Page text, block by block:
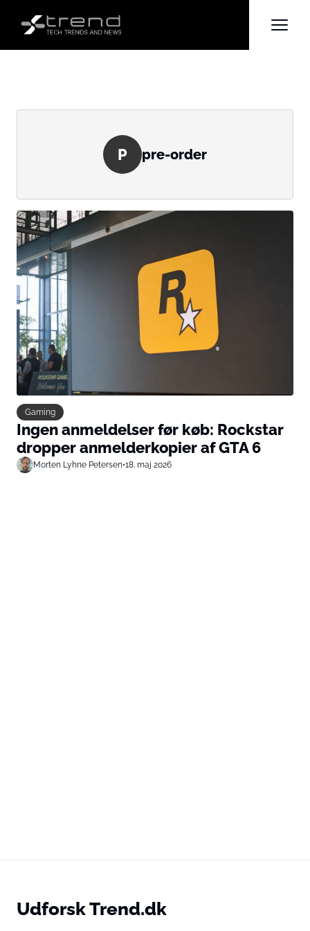
P pre-order
Gaming
Ingen anmeldelser før køb: Rockstar
dropper anmelderkopier af GTA 6
Morten Lyhne Petersen•18. maj 2026
Udforsk Trend.dk